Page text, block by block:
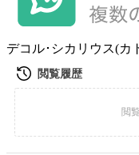
デコル･シカリウス(カ